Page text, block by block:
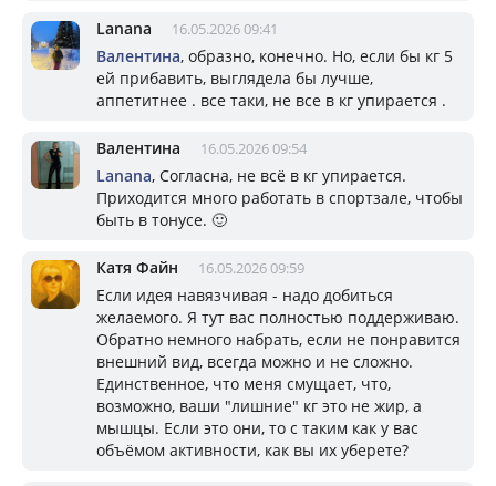
Lanana 16.05.2026 09:41
Валентина, образно, конечно. Но, если бы кг 5
ей прибавить, выглядела бы лучше,
аппетитнее . все таки, не все в кг упирается .
Валентина 16.05.2026 09:54
Lanana, Согласна, не всё в кг упирается.
Приходится много работать в спортзале, чтобы
быть в тонусе. 🙂
Катя Файн 16.05.2026 09:59
Если идея навязчивая - надо добиться
желаемого. Я тут вас полностью поддерживаю.
Обратно немного набрать, если не понравится
внешний вид, всегда можно и не сложно.
Единственное, что меня смущает, что,
возможно, ваши "лишние" кг это не жир, а
мышцы. Если это они, то с таким как у вас
объёмом активности, как вы их уберете?